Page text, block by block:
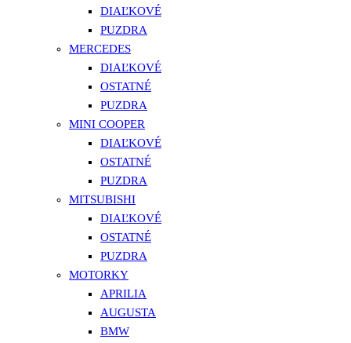
DIAĽKOVÉ
PUZDRA
MERCEDES
DIAĽKOVÉ
OSTATNÉ
PUZDRA
MINI COOPER
DIAĽKOVÉ
OSTATNÉ
PUZDRA
MITSUBISHI
DIAĽKOVÉ
OSTATNÉ
PUZDRA
MOTORKY
APRILIA
AUGUSTA
BMW